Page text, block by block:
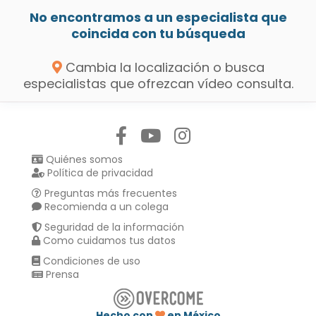
No encontramos a un especialista que
coincida con tu búsqueda
Cambia la localización o busca
especialistas que ofrezcan vídeo consulta.
Quiénes somos
Política de privacidad
Preguntas más frecuentes
Recomienda a un colega
Seguridad de la información
Como cuidamos tus datos
Condiciones de uso
Prensa